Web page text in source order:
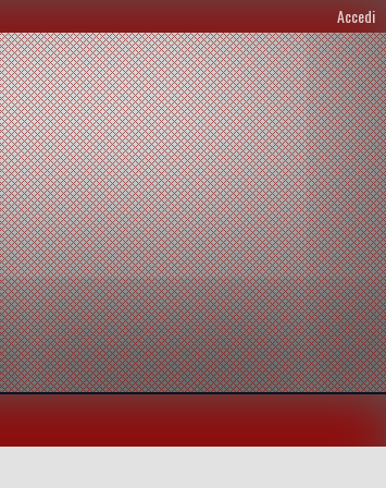
Accedi